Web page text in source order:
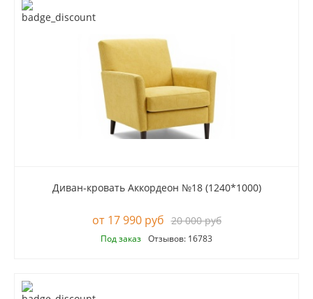
Диван-кровать Аккордеон №18 (1240*1000)
17 990 руб 20 000 руб
Под заказ Отзывов: 16783